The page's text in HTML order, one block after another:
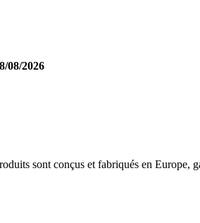
08/2026
sont conçus et fabriqués en Europe,